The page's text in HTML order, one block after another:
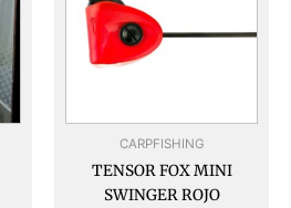
CARPFISHING
TENSOR FOX MINI
SWINGER ROJO